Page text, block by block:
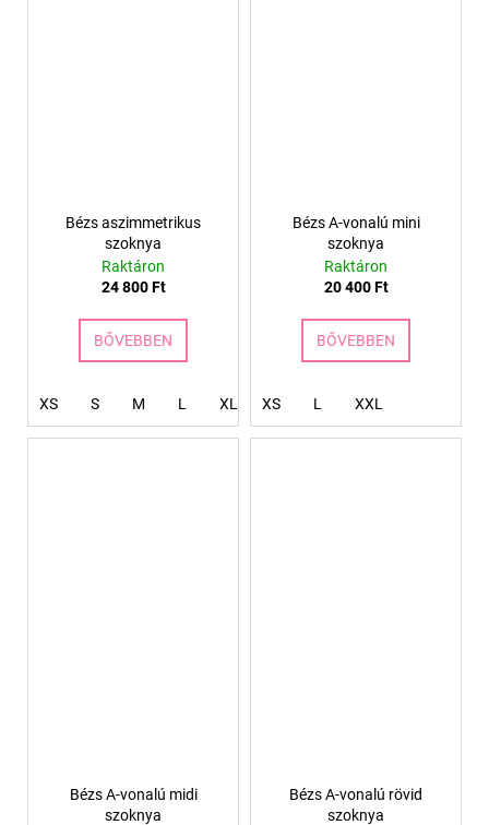
Bézs aszimmetrikus
szoknya
Raktáron
24 800 Ft
BŐVEBBEN
XS S M L XL XXL XXXL
Bézs A-vonalú mini
szoknya
Raktáron
20 400 Ft
BŐVEBBEN
XS L XXL
Bézs A-vonalú midi
szoknya
Bézs A-vonalú rövid
szoknya